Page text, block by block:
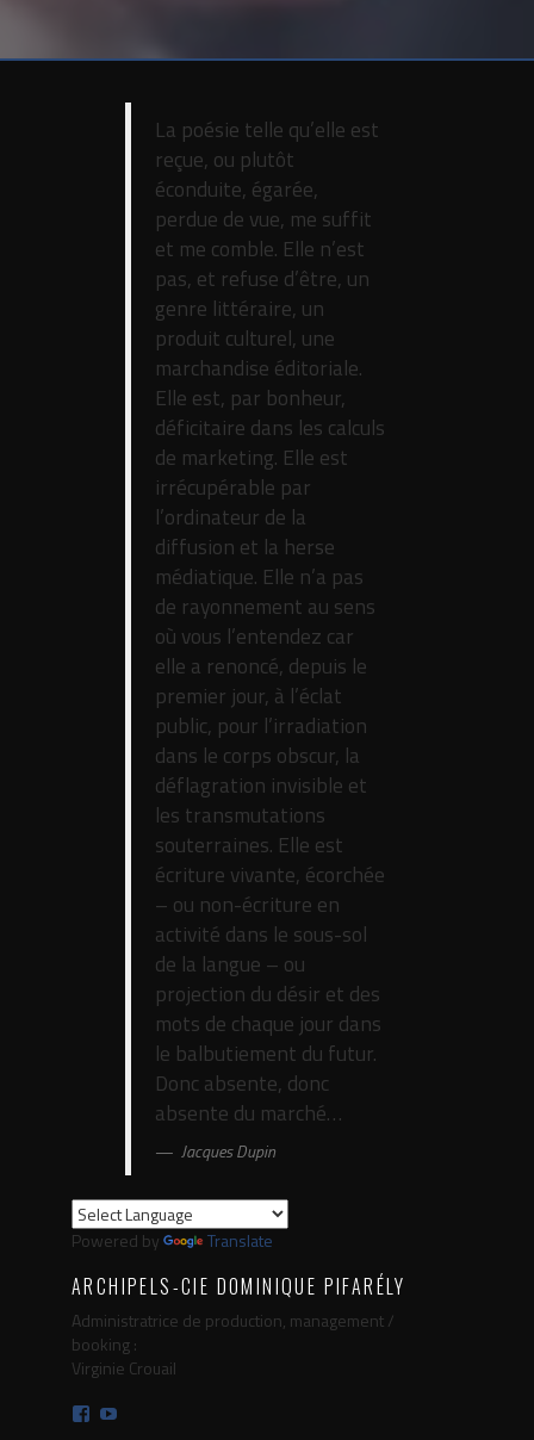
La poésie telle qu’elle est
reçue, ou plutôt
éconduite, égarée,
perdue de vue, me suffit
et me comble. Elle n’est
pas, et refuse d’être, un
genre littéraire, un
produit culturel, une
marchandise éditoriale.
Elle est, par bonheur,
déficitaire dans les calculs
de marketing. Elle est
irrécupérable par
l’ordinateur de la
diffusion et la herse
médiatique. Elle n’a pas
de rayonnement au sens
où vous l’entendez car
elle a renoncé, depuis le
premier jour, à l’éclat
public, pour l’irradiation
dans le corps obscur, la
déflagration invisible et
les transmutations
souterraines. Elle est
écriture vivante, écorchée
– ou non-écriture en
activité dans le sous-sol
de la langue – ou
projection du désir et des
mots de chaque jour dans
le balbutiement du futur.
Donc absente, donc
absente du marché…
Jacques Dupin
Powered by Translate
ARCHIPELS-CIE DOMINIQUE PIFARÉLY
Administratrice de production, management /
booking :
Virginie Crouail
Facebook